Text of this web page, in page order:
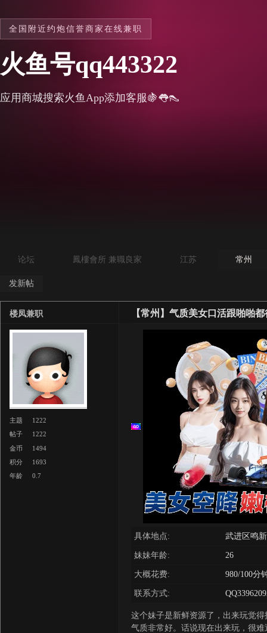
全国附近约炮信誉商家在线兼职
火鱼号qq443322
应用商城搜索火鱼App添加客服🍇👅👠
论坛 鳳樓會所 兼職良家 江苏 常州
发新帖
【常州】气质美女口活跟啪啪
楼凤兼职
主题
1222
帖子
1222
金币
1494
积分
1693
年龄
0.7
具体地点: 武进区鸣
妹妹年龄: 26
大概花费: 980/100分
联系方式:
这个妹子是新鲜资源了，出来玩觉
气质非常好。话说现在出来玩，很